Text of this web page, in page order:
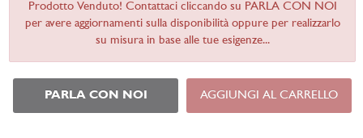
Prodotto Venduto! Contattaci cliccando su PARLA CON NOI
per avere aggiornamenti sulla disponibilità oppure per realizzarlo
su misura in base alle tue esigenze...
PARLA CON NOI AGGIUNGI AL CARRELLO